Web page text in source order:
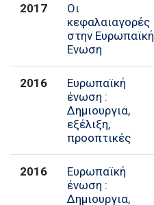
2017
Οι
κεφαλαιαγορές
στην Ευρωπαϊκή
Ενωση
2016
Ευρωπαϊκή
ένωση :
Δημιουργια,
εξέλιξη,
προοπτικές
2016
Ευρωπαϊκή
ένωση :
Δημιουργια,